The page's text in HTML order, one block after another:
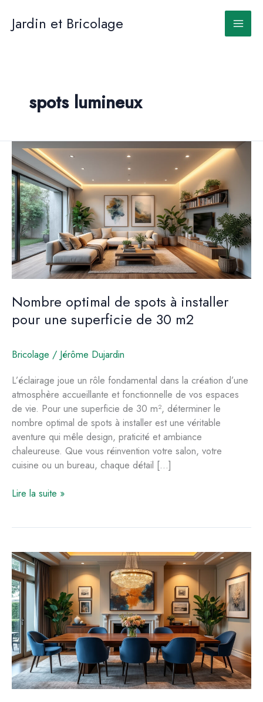
contenu
Jardin et Bricolage
spots lumineux
Nombre optimal de spots à installer
pour une superficie de 30 m2
Bricolage / Jérôme Dujardin
L’éclairage joue un rôle fondamental dans la création d’une
atmosphère accueillante et fonctionnelle de vos espaces
de vie. Pour une superficie de 30 m², déterminer le
nombre optimal de spots à installer est une véritable
aventure qui mêle design, praticité et ambiance
chaleureuse. Que vous réinvention votre salon, votre
cuisine ou un bureau, chaque détail […]
Nombre
à
installer
pour
une
superficie
de
30
m2
Lire la suite »